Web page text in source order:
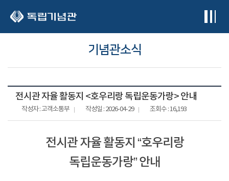
기념관소식
전시관 자율 활동지 <호우리랑 독립운동가랑> 안내
작성자 : 고객소통부 작성일 : 2026-04-29 조회수 : 16,193
전시관 자율 활동지 “호우리랑
독립운동가랑”안내